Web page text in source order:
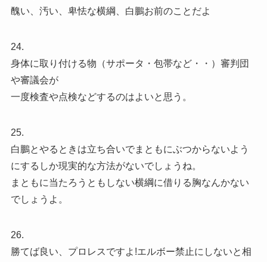
醜い、汚い、卑怯な横綱、白鵬お前のことだよ
24.
身体に取り付ける物（サポータ・包帯など・・）審判団
や審議会が
一度検査や点検などするのはよいと思う。
25.
白鵬とやるときは立ち合いでまともにぶつからないよう
にするしか現実的な方法がないでしょうね。
まともに当たろうともしない横綱に借りる胸なんかない
でしょうよ。
26.
勝てば良い、プロレスですよ!エルボー禁止にしないと相